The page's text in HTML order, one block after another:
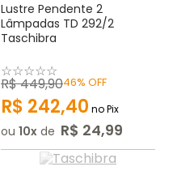
Lustre Pendente 2
Lâmpadas TD 292/2
Taschibra
☆☆☆☆☆
R$449,9046% OFF
R$ 242,40 no Pix
ou 10 de R$ 24,99